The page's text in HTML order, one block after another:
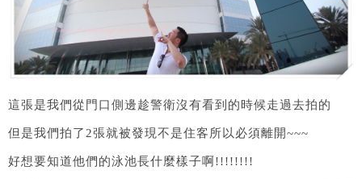
這張是我們從門口側邊趁警衛沒有看到的時候走過去拍的
但是我們拍了2張就被發現不是住客所以必須離開~~~
好想要知道他們的泳池長什麼樣子啊!!!!!!!!